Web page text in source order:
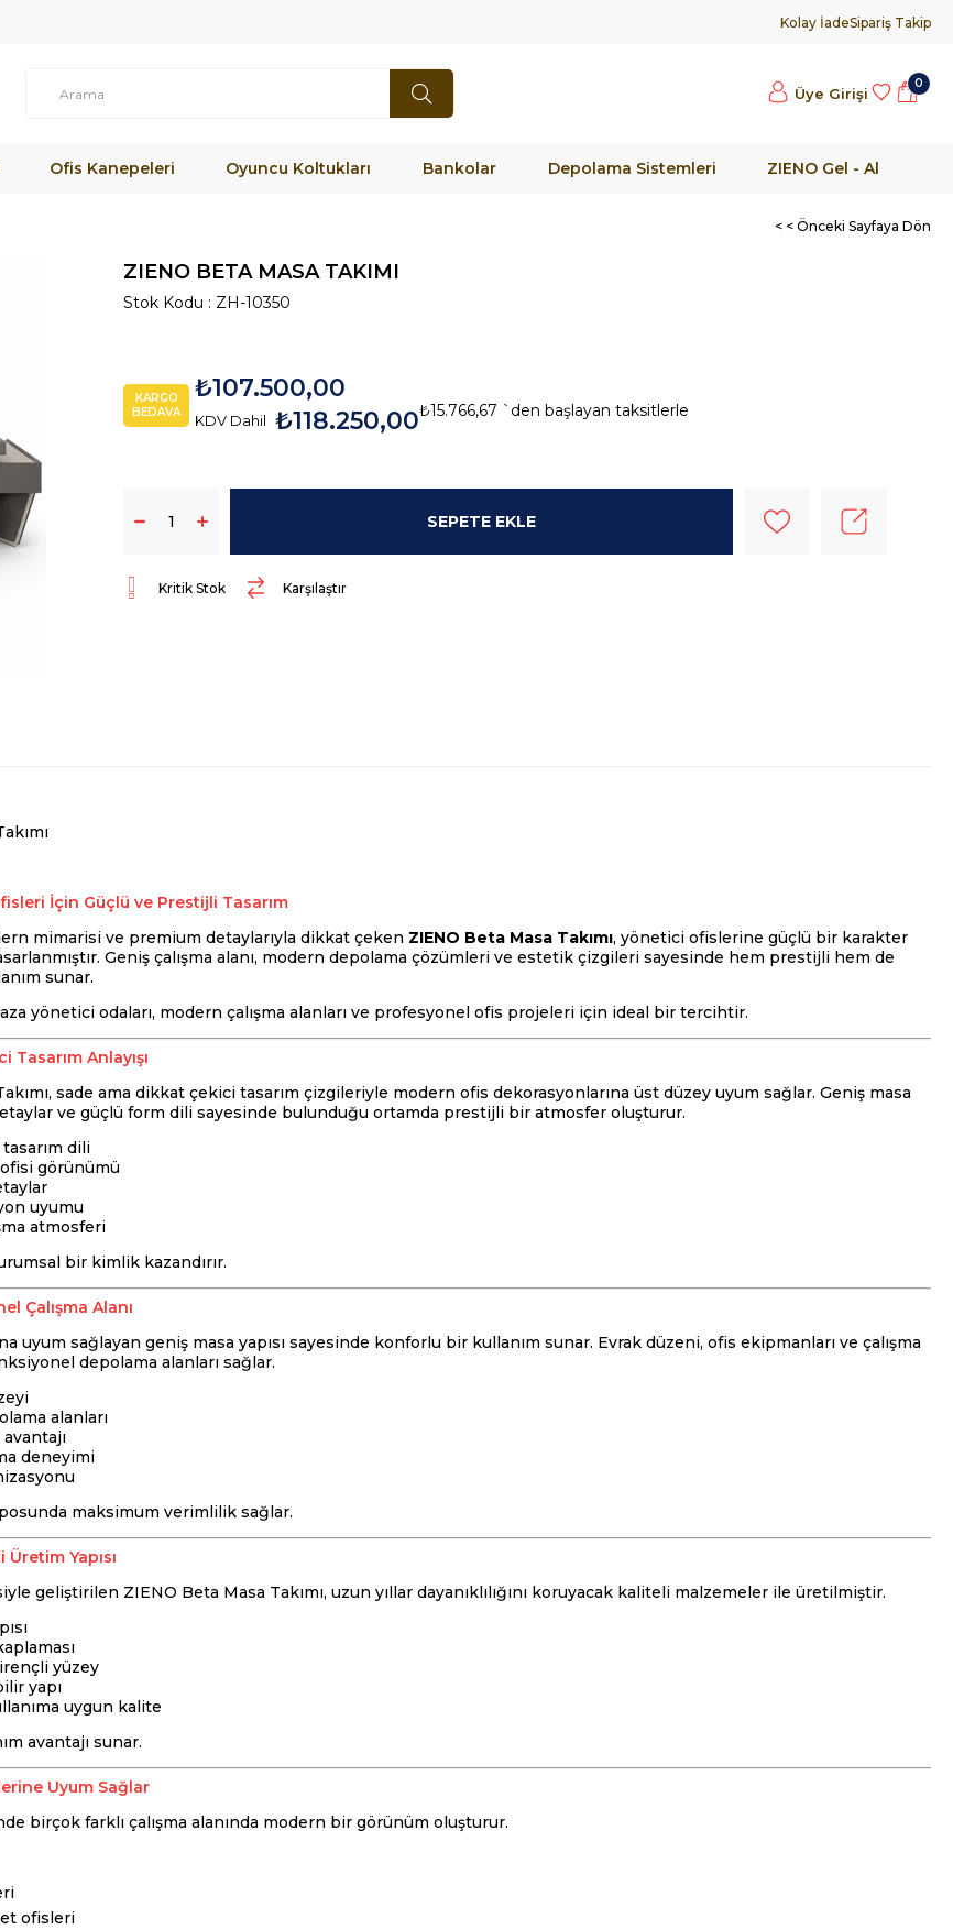
Kolay İadeSipariş Takip
Üye Girişi
0
Ofis Kanepeleri Oyuncu Koltukları Bankolar Depolama Sistemleri ZIENO Gel - Al
< < Önceki Sayfaya Dön
ZIENO BETA MASA TAKIMI
Stok Kodu ZH-10350
KARGO
BEDAVA
₺107.500,00
KDV Dahil ₺118.250,00₺15.766,67 `den başlayan taksitlerle
Kritik Stok Karşılaştır
İçin Güçlü ve Prestijli Tasarım
mimarisi ve premium detaylarıyla dikkat çeken ZIENO Beta Masa Takımı, yönetici ofislerine güçlü bir karakter
Geniş çalışma alanı, modern depolama çözümleri ve estetik çizgileri sayesinde hem prestijli hem de
sunar.
yönetici odaları, modern çalışma alanları ve profesyonel ofis projeleri için ideal bir tercihtir.
Anlayışı
sade ama dikkat çekici tasarım çizgileriyle modern ofis dekorasyonlarına üst düzey uyum sağlar. Geniş masa
ve güçlü form dili sayesinde bulunduğu ortamda prestijli bir atmosfer oluşturur.
dili
görünümü
uyumu
atmosferi
bir kimlik kazandırır.
Çalışma Alanı
uyum sağlayan geniş masa yapısı sayesinde konforlu bir kullanım sunar. Evrak düzeni, ofis ekipmanları ve çalışma
depolama alanları sağlar.
alanları
deneyimi
maksimum verimlilik sağlar.
Üretim Yapısı
geliştirilen ZIENO Beta Masa Takımı, uzun yıllar dayanıklılığını koruyacak kaliteli malzemeler ile üretilmiştir.
yüzey
yapı
uygun kalite
avantajı sunar.
Uyum Sağlar
birçok farklı çalışma alanında modern bir görünüm oluşturur.
ofisleri